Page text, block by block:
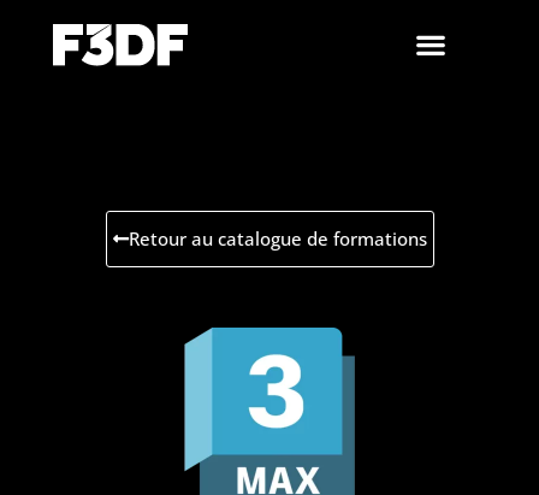
Retour au catalogue de formations